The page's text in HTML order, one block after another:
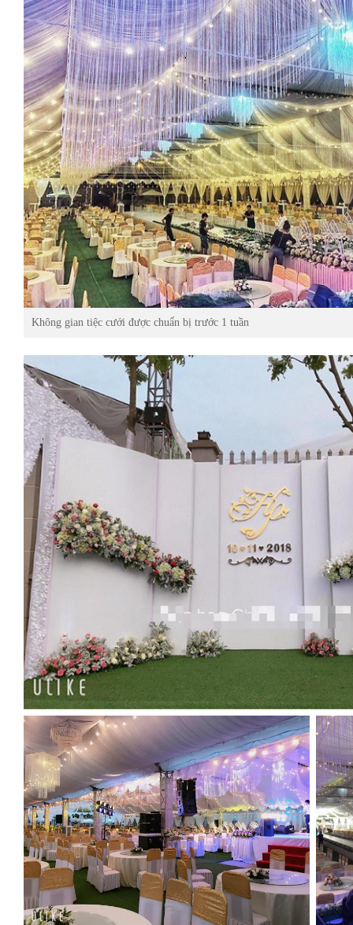
Không gian tiệc cưới được chuẩn bị trước 1 tuần